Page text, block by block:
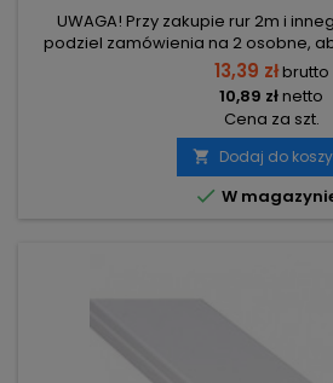
UWAGA! Przy zakupie rur 2m i
podziel zamówienia na 2 osobne,
kosztu transportu! Zamów osobno
elementy.
13,39 złbrutto
10,89 złnetto
Cena za szt.
 Dodaj do
 W